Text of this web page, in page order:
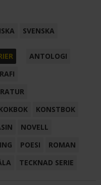
SVENSKA
ANTOLOGI
KONSTBOK
NOVELL
POESI
ROMAN
TECKNAD SERIE